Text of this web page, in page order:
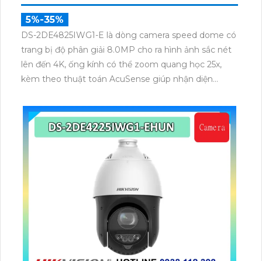
5%-35%
DS-2DE4825IWG1-E là dòng camera speed dome có
trang bị độ phân giải 8.0MP cho ra hình ảnh sắc nét
lên đến 4K, ống kính có thể zoom quang học 25x,
kèm theo thuật toán AcuSense giúp nhận diện
ngoại tầm xa lên đến 100m.